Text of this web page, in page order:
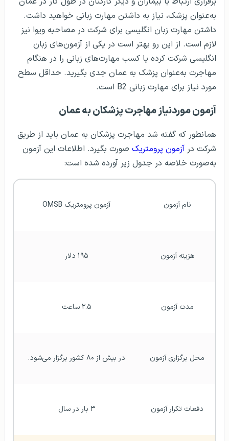
به‌عنوان پزشک، نیاز به داشتن مهارت زبانی خواهید داشت.
داشتن مهارت زبان انگلیسی برای شرکت در مصاحبه ویوا نیز
لازم است. از این رو بهتر است در یکی از آزمون‌های زبان
انگلیسی شرکت کرده یا کسب مهارت‌های زبانی را در هنگام
مهاجرت به‌عنوان پزشک به عمان جدی بگیرید. حداقل سطح
مورد نیاز برای مهارت زبانی B2 است.
آزمون موردنیاز مهاجرت پزشکان به عمان
همانطور که گفته شد مهاجرت پزشکان به عمان باید از طریق
شرکت در آزمون پرومتریک صورت بگیرد. اطلاعات این آزمون
به‌صورت خلاصه در جدول زیر آورده شده است:
نام آزمون آزمون پرومتریک OMSB
هزینه آزمون ۱۹۵ دلار
مدت آزمون ۲.۵ ساعت
محل برگزاری آزمون در بیش از ۸۰ کشور برگزار می‌شود.
دفعات تکرار آزمون ۳ بار در سال